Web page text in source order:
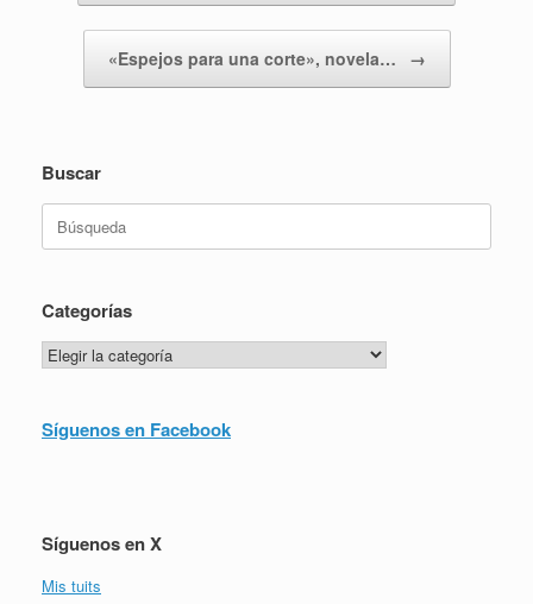
«Espejos para una corte», novela… →
Buscar
Categorías
Categorías
Síguenos en Facebook
Síguenos en X
Mis tuits